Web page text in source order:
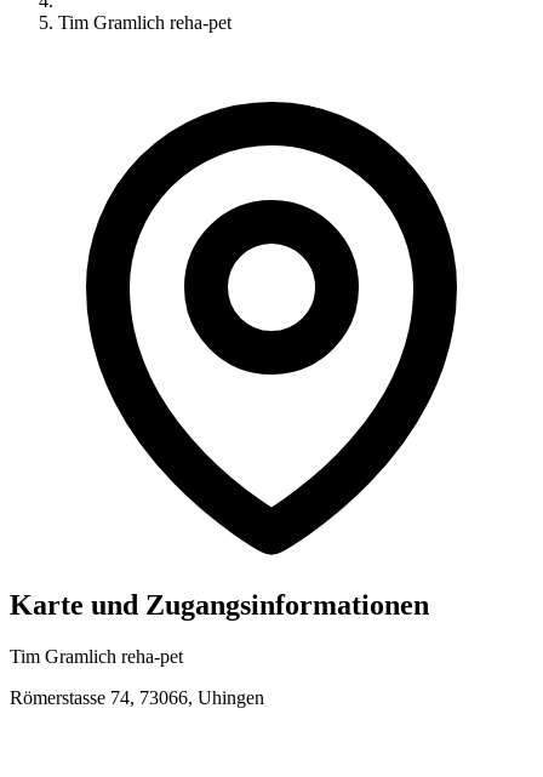
Tim Gramlich reha-pet
Karte und Zugangsinformationen
Tim Gramlich reha-pet
Römerstasse 74, 73066, Uhingen